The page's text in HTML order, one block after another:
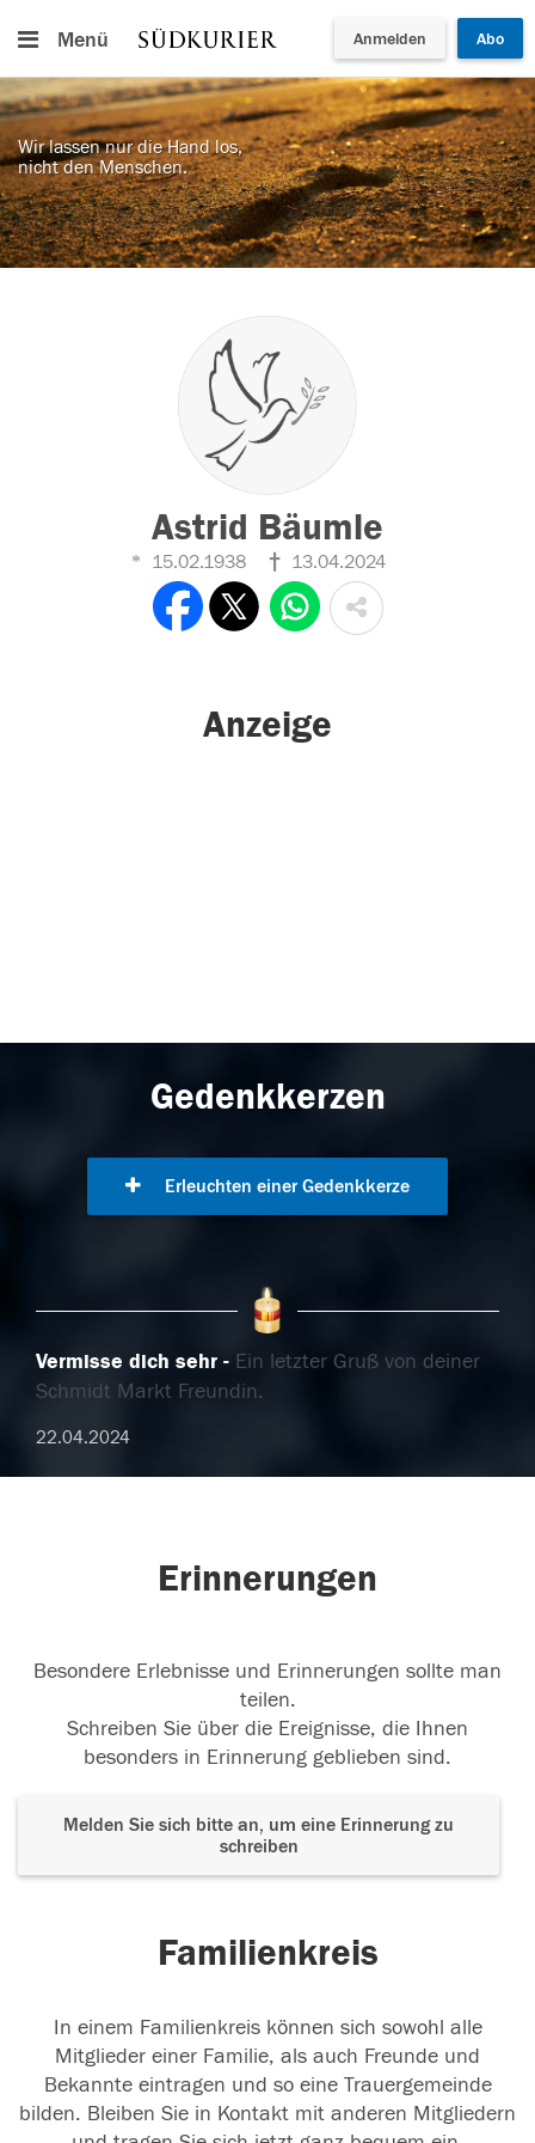
Menü Anmelden Abo
Wir lassen nur die Hand los,
nicht den Menschen.
Astrid Bäumle
15.02.1938 13.04.2024
Anzeige
Gedenkkerzen
Erleuchten einer Gedenkkerze
Vermisse dich sehr
Ein letzter Gruß von deiner
Schmidt Markt Freundin.
22.04.2024
Erinnerungen
Besondere Erlebnisse und Erinnerungen sollte man
teilen.
Schreiben Sie über die Ereignisse, die Ihnen
besonders in Erinnerung geblieben sind.
Melden Sie sich bitte an, um eine Erinnerung zu
schreiben
Familienkreis
In einem Familienkreis können sich sowohl alle
Mitglieder einer Familie, als auch Freunde und
Bekannte eintragen und so eine Trauergemeinde
bilden. Bleiben Sie in Kontakt mit anderen Mitgliedern